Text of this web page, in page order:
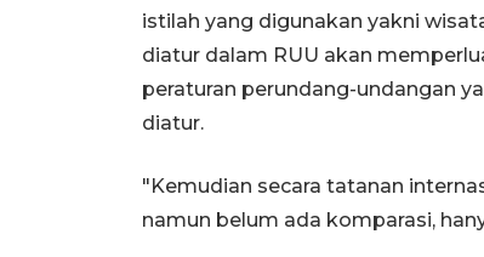
istilah yang digunakan yakni
diatur dalam RUU akan
peraturan perundang-undangan
diatur.
"Kemudian secara tatanan
namun belum ada komparasi,